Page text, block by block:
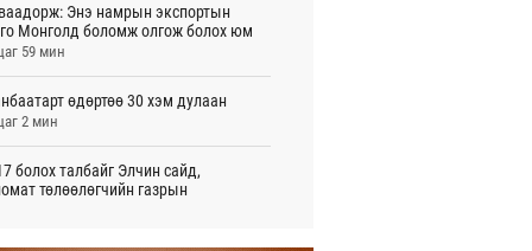
Энэ намрын экспортын
Монголд боломж олгож болох юм
59 мин
өдөртөө 30 хэм дулаан
2 мин
болох талбайг Элчин сайд,
төлөөлөгчийн газрын